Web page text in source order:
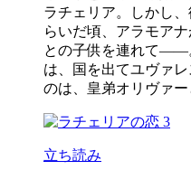
ラチェリア。しかし
らいだ頃、アラモア
との子供を連れて――
は、国を出てユヴァ
のは、皇弟オリヴァ
立ち読み